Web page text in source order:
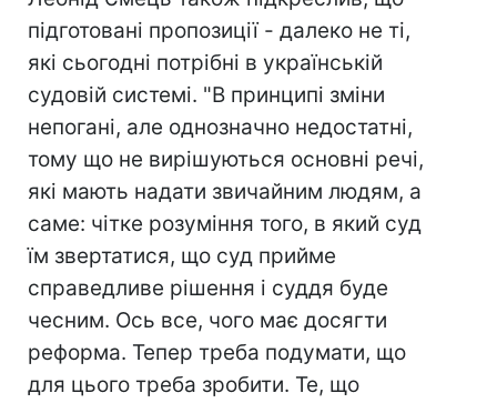
підготовані пропозиції - далеко не ті,
які сьогодні потрібні в українській
судовій системі. "В принципі зміни
непогані, але однозначно недостатні,
тому що не вирішуються основні речі,
які мають надати звичайним людям, а
саме: чітке розуміння того, в який суд
їм звертатися, що суд прийме
справедливе рішення і суддя буде
чесним. Ось все, чого має досягти
реформа. Тепер треба подумати, що
для цього треба зробити. Те, що